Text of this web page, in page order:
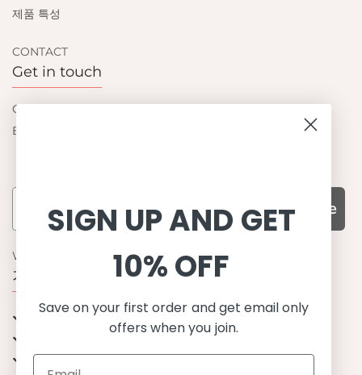
제품 특성
CONTACT
Get in touch
Contact us
Become a retailer
Subscribe
WHY CHOOSE US?
기능성과 품질, 그리고 디자인
UPF 50+ 최고 수준 UV 차단 성능
이탈리아산 최고급 원단과 소재 사용
환경을 생각하는 지속가능한 제품
SIGN UP AND GET
10% OFF
Save on your first order and get email only
offers when you join.